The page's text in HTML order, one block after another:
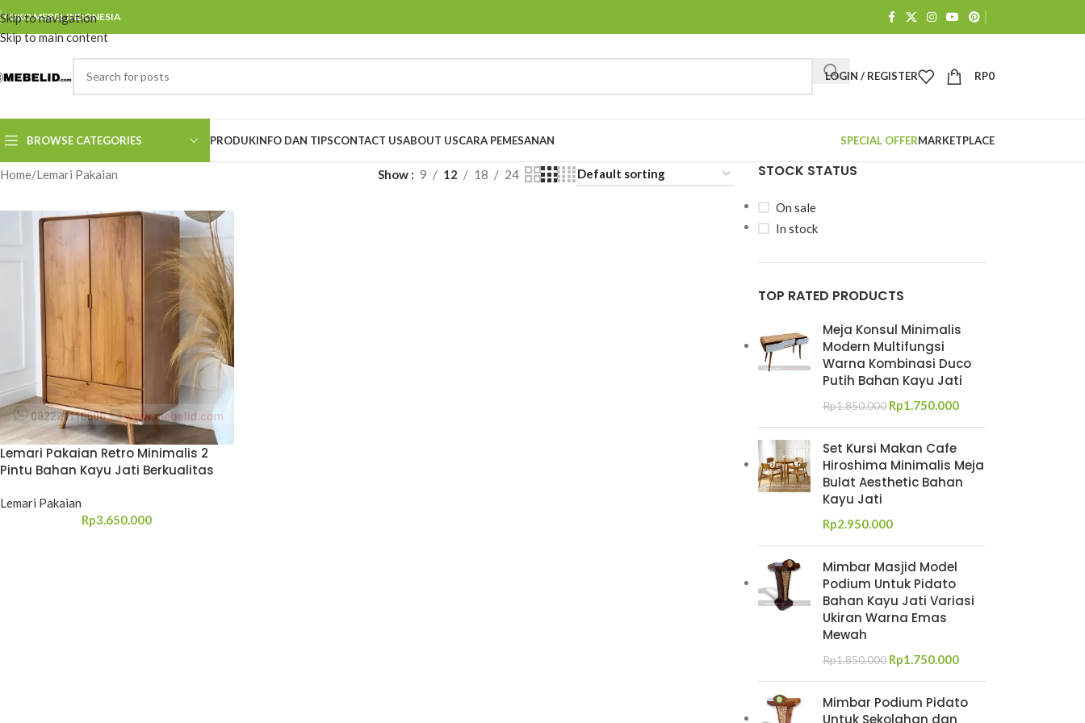
Skip to navigation
Skip to main content
TOKO MEBEL INDONESIA
LOGIN / REGISTER RP0
BROWSE CATEGORIES PRODUKINFO DAN TIPSCONTACT USABOUT USCARA PEMESANAN SPECIAL OFFERMARKETPLACE
Home Lemari Pakaian Show 9 12 18 24
Lemari Pakaian Retro Minimalis 2
Pintu Bahan Kayu Jati Berkualitas
Lemari Pakaian
Rp3.650.000
STOCK STATUS
On sale
In stock
TOP RATED PRODUCTS
Meja Konsul Minimalis
Modern Multifungsi
Warna Kombinasi Duco
Putih Bahan Kayu Jati
Rp1.850.000 Rp1.750.000
Set Kursi Makan Cafe
Hiroshima Minimalis Meja
Bulat Aesthetic Bahan
Kayu Jati
Rp2.950.000
Mimbar Masjid Model
Podium Untuk Pidato
Bahan Kayu Jati Variasi
Ukiran Warna Emas
Mewah
Rp1.850.000 Rp1.750.000
Mimbar Podium Pidato
Untuk Sekolahan dan